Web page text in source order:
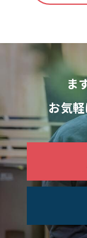
ま
お気